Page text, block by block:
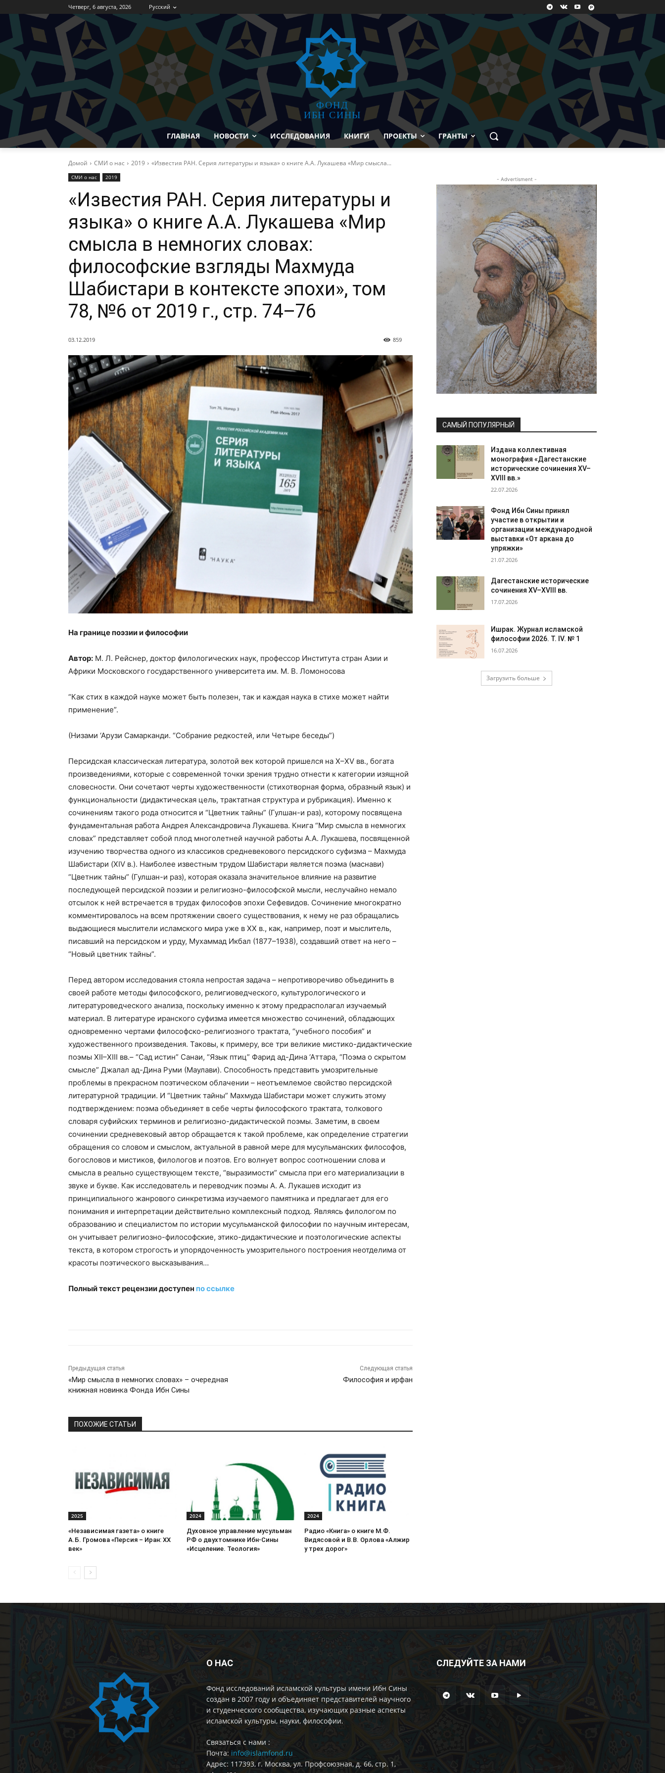
Четверг, 6 августа, 2026 Русский
ФОНД
ИБН СИНЫ
ГЛАВНАЯ НОВОСТИ ИССЛЕДОВАНИЯ КНИГИ ПРОЕКТЫ ГРАНТЫ
Домой СМИ о нас 2019 «Известия РАН. Серия литературы и языка» о книге А.А. Лукашева «Мир смысла...
СМИ о нас 2019
«Известия РАН. Серия литературы и
языка» о книге А.А. Лукашева «Мир
смысла в немногих словах:
философские взгляды Махмуда
Шабистари в контексте эпохи», том
78, №6 от 2019 г., стр. 74–76
03.12.2019 859
На границе поэзии и философии
Автор: М. Л. Рейснер, доктор филологических наук, профессор Института стран Азии и
Африки Московского государственного университета им. М. В. Ломоносова
“Как стих в каждой науке может быть полезен, так и каждая наука в стихе может найти
применение”.
(Низами ‘Арузи Самарканди. “Собрание редкостей, или Четыре беседы”)
Персидская классическая литература, золотой век которой пришелся на X–XV вв., богата
произведениями, которые с современной точки зрения трудно отнести к категории изящной
словесности. Они сочетают черты художественности (стихотворная форма, образный язык) и
функциональности (дидактическая цель, трактатная структура и рубрикация). Именно к
сочинениям такого рода относится и “Цветник тайны” (Гулшан-и раз), которому посвящена
фундаментальная работа Андрея Александровича Лукашева. Книга “Мир смысла в немногих
словах” представляет собой плод многолетней научной работы А.А. Лукашева, посвященной
изучению творчества одного из классиков средневекового персидского суфизма – Махмуда
Шабистари (XIV в.). Наиболее известным трудом Шабистари является поэма (маснави)
“Цветник тайны” (Гулшан-и раз), которая оказала значительное влияние на развитие
последующей персидской поэзии и религиозно-философской мысли, неслучайно немало
отсылок к ней встречается в трудах философов эпохи Сефевидов. Сочинение многократно
комментировалось на всем протяжении своего существования, к нему не раз обращались
выдающиеся мыслители исламского мира уже в XX в., как, например, поэт и мыслитель,
писавший на персидском и урду, Мухаммад Икбал (1877–1938), создавший ответ на него –
“Новый цветник тайны”.
Перед автором исследования стояла непростая задача – непротиворечиво объединить в
своей работе методы философского, религиоведческого, культурологического и
литературоведческого анализа, поскольку именно к этому предрасполагал изучаемый
материал. В литературе иранского суфизма имеется множество сочинений, обладающих
одновременно чертами философско-религиозного трактата, “учебного пособия” и
художественного произведения. Таковы, к примеру, все три великие мистико-дидактические
поэмы XII–XIII вв.– “Сад истин” Санаи, “Язык птиц” Фарид ад-Дина ‘Аттара, “Поэма о скрытом
смысле” Джалал ад-Дина Руми (Маулави). Способность представить умозрительные
проблемы в прекрасном поэтическом облачении – неотъемлемое свойство персидской
литературной традиции. И “Цветник тайны” Махмуда Шабистари может служить этому
подтверждением: поэма объединяет в себе черты философского трактата, толкового
словаря суфийских терминов и религиозно-дидактической поэмы. Заметим, в своем
сочинении средневековый автор обращается к такой проблеме, как определение стратегии
обращения со словом и смыслом, актуальной в равной мере для мусульманских философов,
богословов и мистиков, филологов и поэтов. Его волнует вопрос соотношении слова и
смысла в реально существующем тексте, “выразимости” смысла при его материализации в
звуке и букве. Как исследователь и переводчик поэмы А. А. Лукашев исходит из
принципиального жанрового синкретизма изучаемого памятника и предлагает для его
понимания и интерпретации действительно комплексный подход. Являясь филологом по
образованию и специалистом по истории мусульманской философии по научным интересам,
он учитывает религиозно-философские, этико-дидактические и поэтологические аспекты
текста, в котором строгость и упорядоченность умозрительного построения неотделима от
красоты поэтического высказывания…
Полный текст рецензии доступен по ссылке
Предыдущая статья
«Мир смысла в немногих словах» – очередная
книжная новинка Фонда Ибн Сины
Следующая статья
Философия и ирфан
ПОХОЖИЕ СТАТЬИ
2025
«Независимая газета» о книге
А.Б. Громова «Персия – Иран: ХХ
век»
2024
Духовное управление мусульман
РФ о двухтомнике Ибн-Сины
«Исцеление. Теология»
2024
Радио «Книга» о книге М.Ф.
Видясовой и В.В. Орлова «Алжир
у трех дорог»
- Advertisment -
САМЫЙ ПОПУЛЯРНЫЙ
Издана коллективная
монография «Дагестанские
исторические сочинения XV–
XVIII вв.»
22.07.2026
Фонд Ибн Сины принял
участие в открытии и
организации международной
выставки «От аркана до
упряжки»
21.07.2026
Дагестанские исторические
сочинения XV–XVIII вв.
17.07.2026
Ишрак. Журнал исламской
философии 2026. Т. IV. № 1
16.07.2026
Загрузить больше
О НАС
Фонд исследований исламской культуры имени Ибн Сины
создан в 2007 году и объединяет представителей научного
и студенческого сообщества, изучающих разные аспекты
исламской культуры, науки, философии.
Cвязаться с нами :
Почта: info@islamfond.ru
Адрес: 117393, г. Москва, ул. Профсоюзная, д. 66, стр. 1,
СЛЕДУЙТЕ ЗА НАМИ